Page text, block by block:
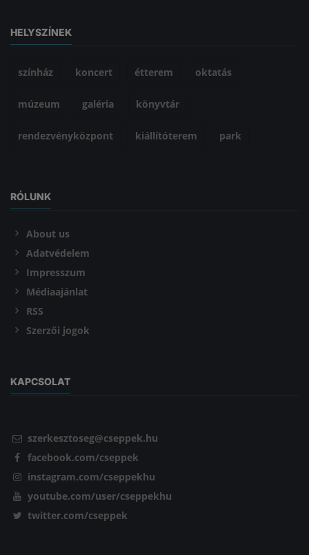
HELYSZÍNEK
színház koncert étterem oktatás
múzeum galéria könyvtár
rendezvényközpont kiállítóterem park
RÓLUNK
About us
Adatvédelem
Impresszum
Médiaajánlat
RSS
Szerzői jogok
KAPCSOLAT
szerkesztoseg@cseppek.hu
facebook.com/cseppek
instagram.com/cseppekhu
youtube.com/user/cseppekhu
twitter.com/cseppek